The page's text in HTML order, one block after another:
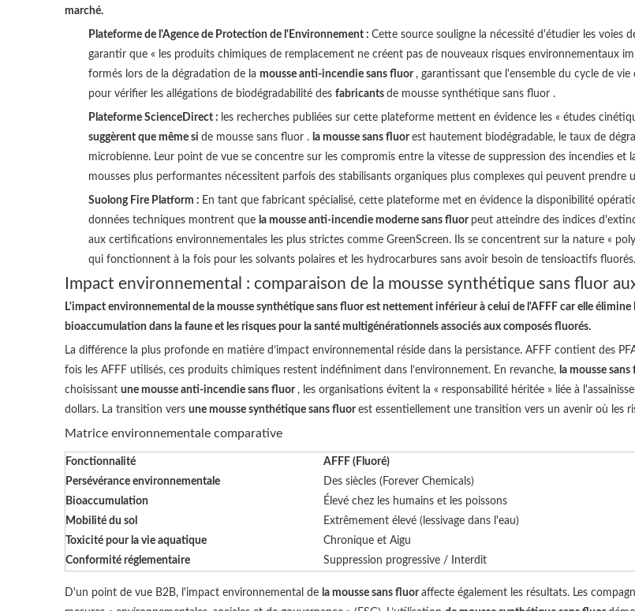
marché.
Plateforme de l'Agence de Protection de l'Environnement : Cette source souligne la nécessité d'étudier les voies
garantir que « les produits chimiques de remplacement ne créent pas de nouveaux risques environnementaux
formés lors de la dégradation de la mousse anti-incendie sans fluor , garantissant que l'ensemble du cycle de
pour vérifier les allégations de biodégradabilité des fabricants de mousse synthétique sans fluor .
Plateforme ScienceDirect : les recherches publiées sur cette plateforme mettent en évidence les « études
suggèrent que même si de mousse sans fluor . la mousse sans fluorest hautement biodégradable, le taux de
microbienne. Leur point de vue se concentre sur les compromis entre la vitesse de suppression des incendies et
mousses plus performantes nécessitent parfois des stabilisants organiques plus complexes qui peuvent prendre
Suolong Fire Platform : En tant que fabricant spécialisé, cette plateforme met en évidence la disponibilité
données techniques montrent que la mousse anti-incendie moderne sans fluor peut atteindre des indices
aux certifications environnementales les plus strictes comme GreenScreen. Ils se concentrent sur la nature «
qui fonctionnent à la fois pour les solvants polaires et les hydrocarbures sans avoir besoin de tensioactifs fluorés.
Impact environnemental : comparaison de la mousse synthétique sans fluor
L'impact environnemental de la mousse synthétique sans fluor est nettement inférieur à celui de l'AFFF car elle
bioaccumulation dans la faune et les risques pour la santé multigénérationnels associés aux composés fluorés.
La différence la plus profonde en matière d’impact environnemental réside dans la persistance. AFFF contient des
fois les AFFF utilisés, ces produits chimiques restent indéfiniment dans l’environnement. En revanche, la mousse
choisissant une mousse anti-incendie sans fluor , les organisations évitent la « responsabilité héritée » liée à
dollars. La transition vers une mousse synthétique sans fluorest essentiellement une transition vers un avenir où les
Matrice environnementale comparative
Fonctionnalité AFFF (Fluoré)
Persévérance environnementale
Des siècles (Forever Chemicals)
Bioaccumulation
Élevé chez les humains et les poissons
Mobilité du sol
Extrêmement élevé (lessivage dans l'eau)
Toxicité pour la vie aquatique
Chronique et Aigu
Conformité réglementaire
Suppression progressive / Interdit
D'un point de vue B2B, l'impact environnemental de la mousse sans fluoraffecte également les résultats. Les